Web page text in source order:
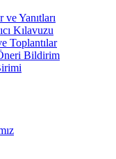
ve Yanıtları
Kılavuzu
Toplantılar
Bildirim